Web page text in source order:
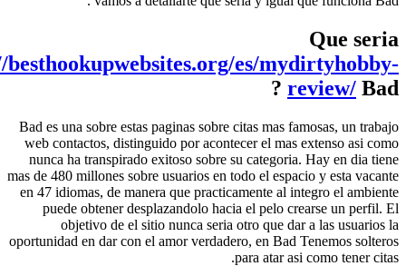
https://besthookupwebsites.org/es/
Bad es una sobre estas paginas sobre citas mas famosas,
web contactos, distinguido por acontecer el mas extenso
nunca ha transpirado exitoso sobre su categoria.Hay en
mas de 480 millones sobre usuarios en todo el espacio y
en 47 idiomas, de manera que practicamente al integro el
puede obtener desplazandolo hacia el pelo crearse
objetivo de el sitio nunca seri­a otro que dar a las
oportunidad en dar con el amor verdadero, en Bad
para atar asi­ como